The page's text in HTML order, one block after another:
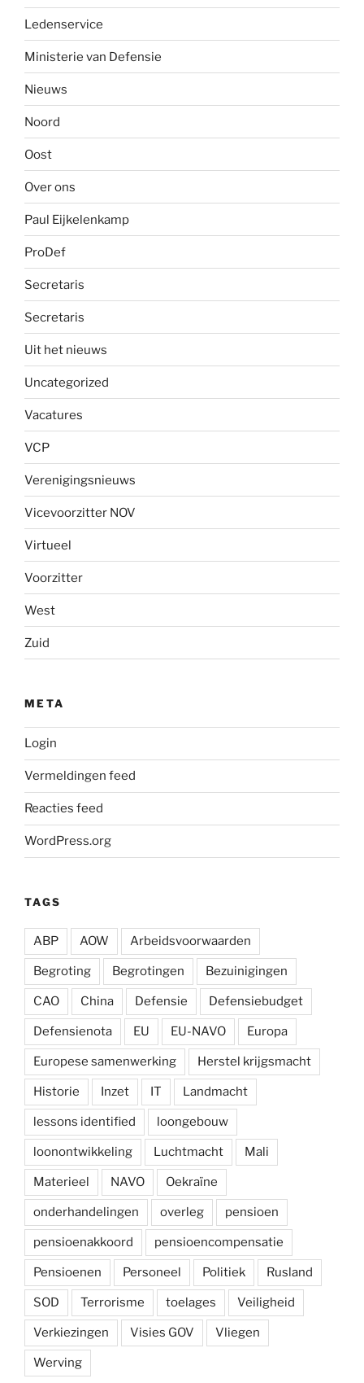
Ledenservice
Ministerie van Defensie
Nieuws
Noord
Oost
Over ons
Paul Eijkelenkamp
ProDef
Secretaris
Secretaris
Uit het nieuws
Uncategorized
Vacatures
VCP
Verenigingsnieuws
Vicevoorzitter NOV
Virtueel
Voorzitter
West
Zuid
META
Login
Vermeldingen feed
Reacties feed
WordPress.org
TAGS
ABP AOW Arbeidsvoorwaarden
Begroting Begrotingen Bezuinigingen
CAO China Defensie Defensiebudget
Defensienota EU EU-NAVO Europa
Europese samenwerking Herstel krijgsmacht
Historie Inzet IT Landmacht
lessons identified loongebouw
loonontwikkeling Luchtmacht Mali
Materieel NAVO Oekraïne
onderhandelingen overleg pensioen
pensioenakkoord pensioencompensatie
Pensioenen Personeel Politiek Rusland
SOD Terrorisme toelages Veiligheid
Verkiezingen Visies GOV Vliegen
Werving